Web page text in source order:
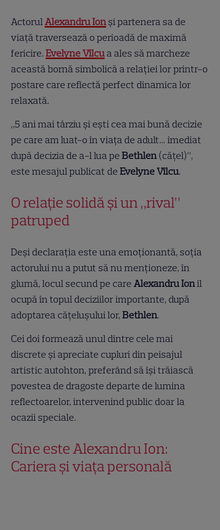
ActorulAlexandru Ion și partenera sa de
viață traversează o perioadă de maximă
fericire.Evelyne Vîlcu a ales să marcheze
această bornă simbolică a relației lor printr-o
postare care reflectă perfect dinamica lor
relaxată.
„5 ani mai târziu și ești cea mai bună decizie
pe care am luat-o în viața de adult… imediat
după decizia de a-l lua peBethlen (cățel)”,
este mesajul publicat deEvelyne Vîlcu.
O relație solidă și un „rival”
patruped
Deși declarația este una emoționantă, soția
actorului nu a putut să nu menționeze, în
glumă, locul secund pe careAlexandru Ionîl
ocupă în topul deciziilor importante, după
adoptarea cățelușului lor,Bethlen.
Cei doi formează unul dintre cele mai
discrete și apreciate cupluri din peisajul
artistic autohton, preferând să își trăiască
povestea de dragoste departe de lumina
reflectoarelor, intervenind public doar la
ocazii speciale.
Cine este Alexandru Ion:
Cariera și viața personală